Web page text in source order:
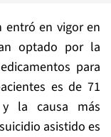
entró en vigor en
optado por la
para
es de 71
la causa más
asistido es